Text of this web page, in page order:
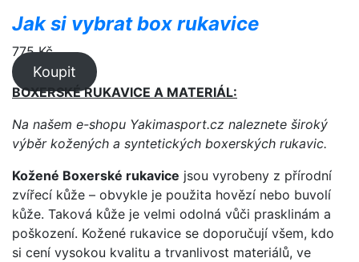
Jak si vybrat box rukavice
775Kč
Koupit
BOXERSKÉ RUKAVICE A MATERIÁL:
Na našem e-shopu Yakimasport.cz naleznete široký
výběr kožených a syntetických boxerských rukavic.
Kožené Boxerské rukavice jsou vyrobeny z přírodní
zvířecí kůže – obvykle je použita hovězí nebo buvolí
kůže. Taková kůže je velmi odolná vůči prasklinám a
poškození. Kožené rukavice se doporučují všem, kdo
si cení vysokou kvalitu a trvanlivost materiálů, ve